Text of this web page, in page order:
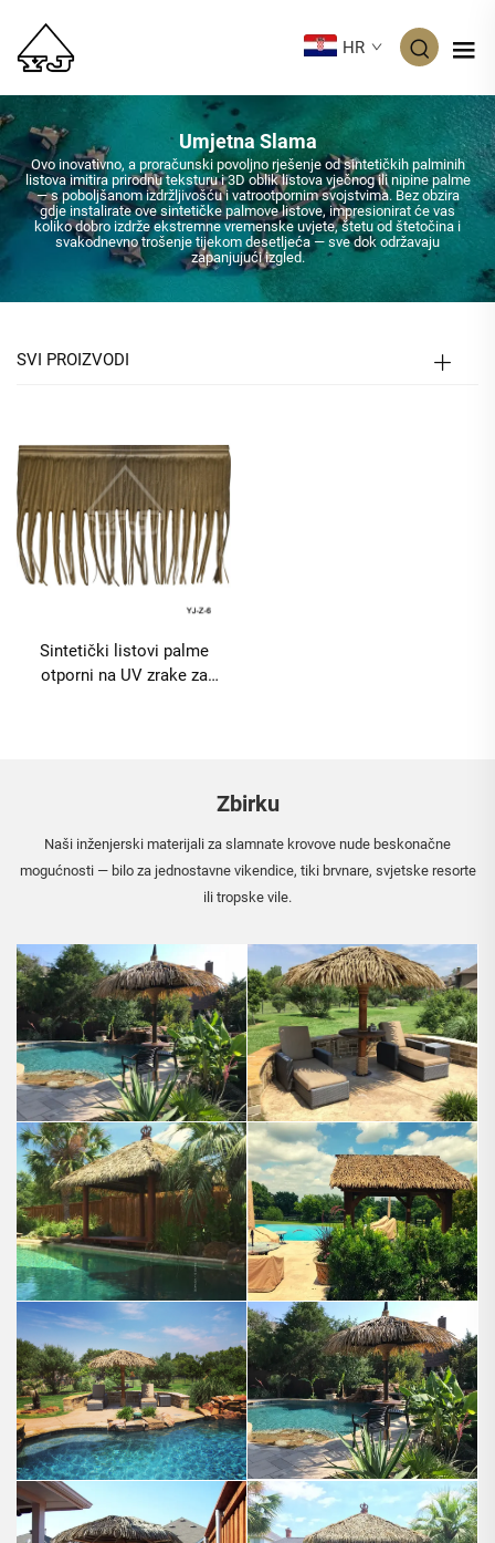
HR
Umjetna Slama
Ovo inovativno, a proračunski povoljno rješenje od sintetičkih palminih
listova imitira prirodnu teksturu i 3D oblik listova vječnog ili nipine palme
— s poboljšanom izdržljivošću i vatrootpornim svojstvima. Bez obzira
gdje instalirate ove sintetičke palmove listove, impresionirat će vas
koliko dobro izdrže ekstremne vremenske uvjete, štetu od štetočina i
svakodnevno trošenje tijekom desetljeća — sve dok održavaju
zapanjujući izgled.
SVI PROIZVODI
Sintetički listovi palme
otporni na UV zrake za
Zbirku
Naši inženjerski materijali za slamnate krovove nude beskonačne
mogućnosti — bilo za jednostavne vikendice, tiki brvnare, svjetske resorte
ili tropske vile.